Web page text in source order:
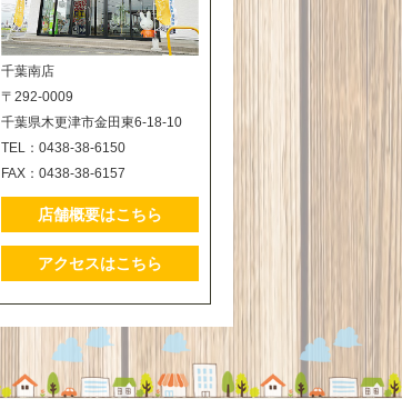
千葉南店
〒292-0009
千葉県木更津市金田東6-18-10
TEL：0438-38-6150
FAX：0438-38-6157
店舗概要はこちら
アクセスはこちら